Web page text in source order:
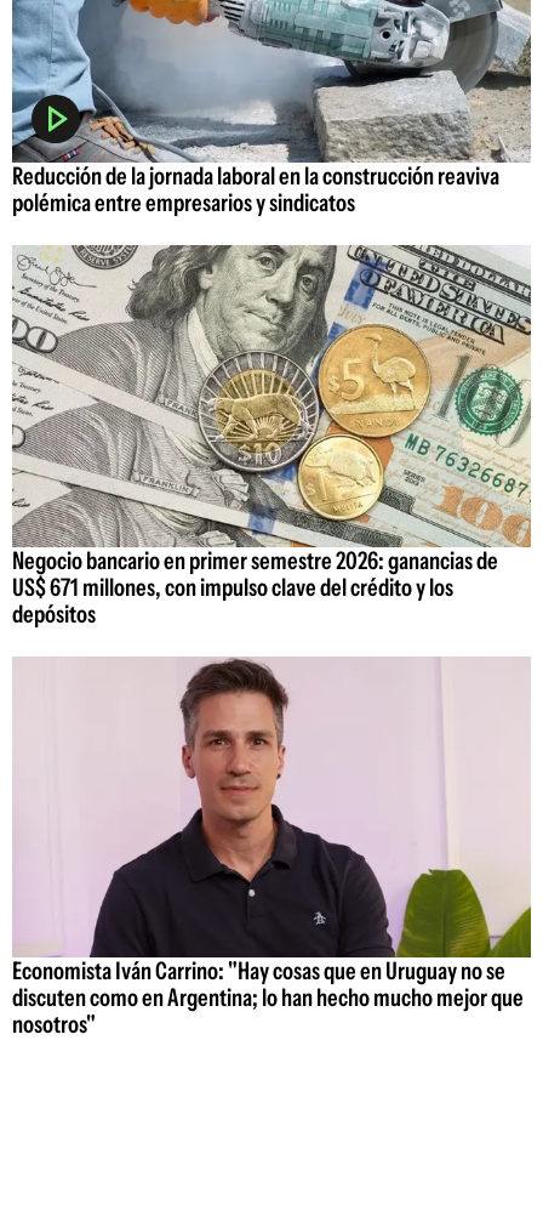
Reducción de la jornada laboral en la construcción reaviva
polémica entre empresarios y sindicatos
Negocio bancario en primer semestre 2026: ganancias de
US$ 671 millones, con impulso clave del crédito y los
depósitos
Economista Iván Carrino: "Hay cosas que en Uruguay no se
discuten como en Argentina; lo han hecho mucho mejor que
nosotros"